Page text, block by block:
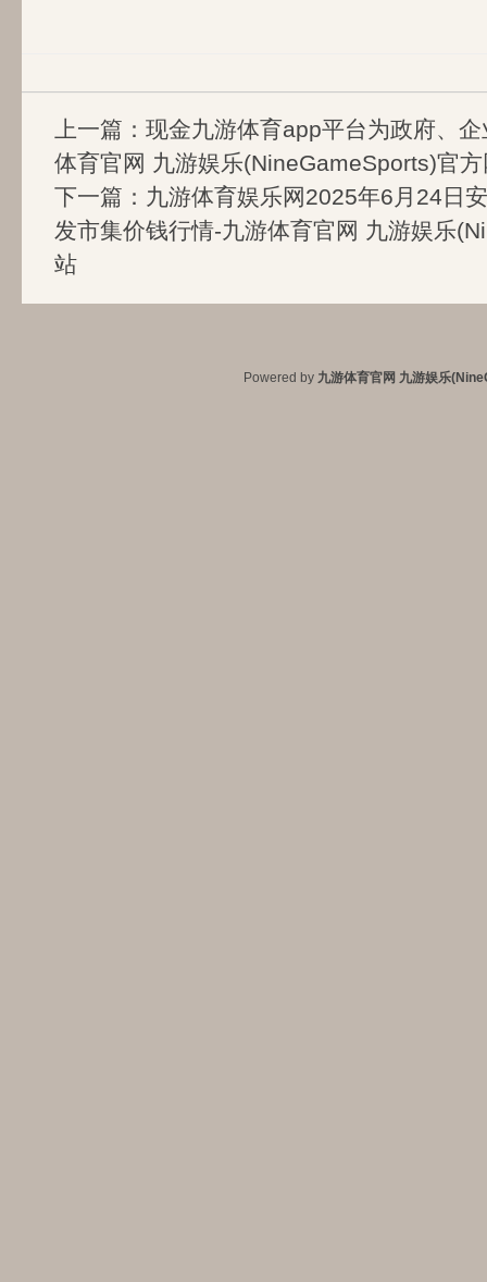
上一篇： 现金九游体育app平台为政府、
体育官网 九游娱乐(NineGameSports)官
下一篇： 九游体育娱乐网2025年6月24日
发市集价钱行情-九游体育官网 九游娱乐
站
Powered by 九游体育官网 九游娱乐